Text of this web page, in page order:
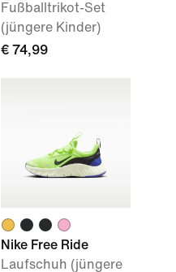
Fußballtrikot-Set
(jüngere Kinder)
€ 74,99
Nike Free Ride
Laufschuh (jüngere